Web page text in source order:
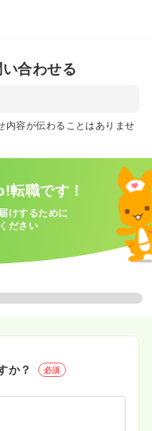
合わせる
容が伝わることはありませ
転職です！
けするために
ださい
か？ 必須